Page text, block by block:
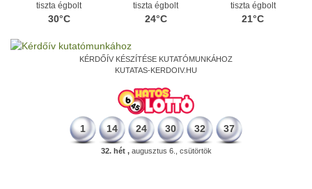
tiszta égbolt
30°C
tiszta égbolt
24°C
tiszta égbolt
21°C
KÉRDŐÍV KÉSZÍTÉSE KUTATÓMUNKÁHOZ
KUTATAS-KERDOIV.HU
1 14 24 30 32 37
32. hét ,augusztus 6., csütörtök